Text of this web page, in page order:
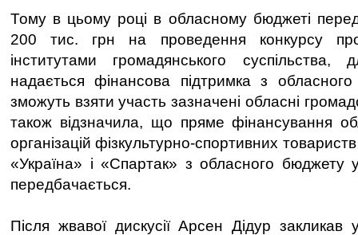
Тому в цьому році в обласному бюджеті
200 тис. грн на проведення конкурсу
інститутами громадянського суспільства,
надається фінансова підтримка з
зможуть взяти участь зазначені обласні
також відзначила, що пряме фінансування
організацій фізкультурно-спортивних
«Україна» і «Спартак» з обласного бюджету
передбачається.
Після жвавої дискусії Арсен Дідур закликав